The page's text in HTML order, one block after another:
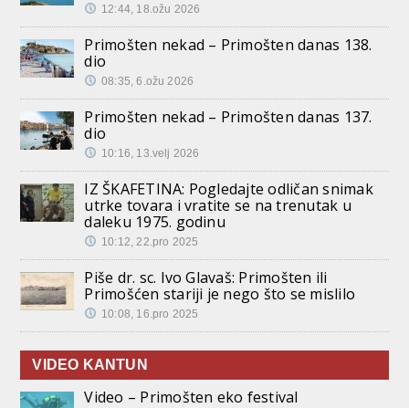
12:44, 18.ožu 2026
Primošten nekad – Primošten danas 138.
dio
08:35, 6.ožu 2026
Primošten nekad – Primošten danas 137.
dio
10:16, 13.velj 2026
IZ ŠKAFETINA: Pogledajte odličan snimak
utrke tovara i vratite se na trenutak u
daleku 1975. godinu
10:12, 22.pro 2025
Piše dr. sc. Ivo Glavaš: Primošten ili
Primošćen stariji je nego što se mislilo
10:08, 16.pro 2025
VIDEO KANTUN
Video – Primošten eko festival